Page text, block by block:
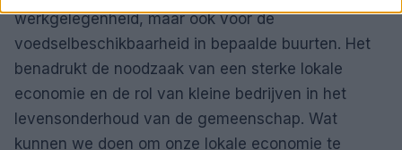
werkgelegenheid, maar ook voor de
voedselbeschikbaarheid in bepaalde buurten. Het
benadrukt de noodzaak van een sterke lokale
economie en de rol van kleine bedrijven in het
levensonderhoud van de gemeenschap. Wat
kunnen we doen om onze lokale economie te